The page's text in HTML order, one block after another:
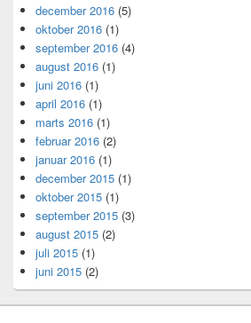
december 2016 (5)
oktober 2016 (1)
september 2016 (4)
august 2016 (1)
juni 2016 (1)
april 2016 (1)
marts 2016 (1)
februar 2016 (2)
januar 2016 (1)
december 2015 (1)
oktober 2015 (1)
september 2015 (3)
august 2015 (2)
juli 2015 (1)
juni 2015 (2)